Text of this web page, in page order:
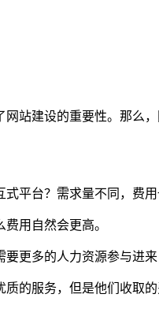
站建设的重要性。那么
平台？需求量不同，费用
用自然会更高。
更多的人力资源参与进
的服务，但是他们收取的